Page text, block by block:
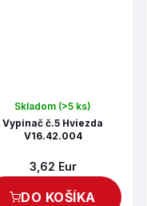
Skladom (>5 ks)
Vypínač č.5 Hviezda
V16.42.004
3,62 Eur
DO KOŠÍKA